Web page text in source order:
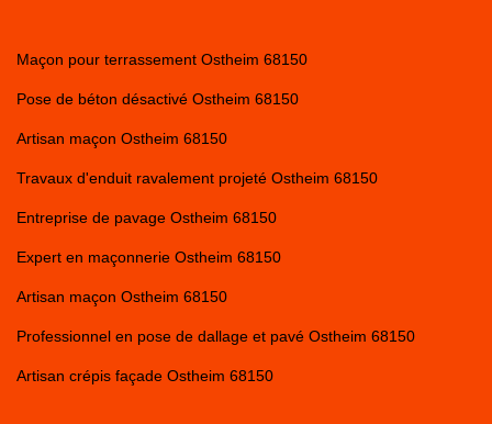
Maçon pour terrassement Ostheim 68150
Pose de béton désactivé Ostheim 68150
Artisan maçon Ostheim 68150
Travaux d'enduit ravalement projeté Ostheim 68150
Entreprise de pavage Ostheim 68150
Expert en maçonnerie Ostheim 68150
Artisan maçon Ostheim 68150
Professionnel en pose de dallage et pavé Ostheim 68150
Artisan crépis façade Ostheim 68150